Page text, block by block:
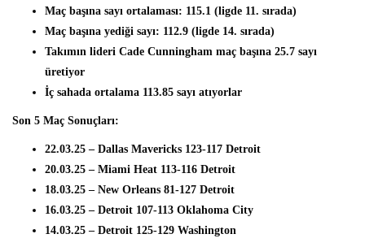
Maç başına sayı ortalaması: 115.1 (ligde 11. sırada)
Maç başına yediği sayı: 112.9 (ligde 14. sırada)
Takımın lideri Cade Cunningham maç başına 25.7 sayı
üretiyor
İç sahada ortalama 113.85 sayı atıyorlar
Son 5 Maç Sonuçları:
22.03.25 – Dallas Mavericks 123-117 Detroit
20.03.25 – Miami Heat 113-116 Detroit
18.03.25 – New Orleans 81-127 Detroit
16.03.25 – Detroit 107-113 Oklahoma City
14.03.25 – Detroit 125-129 Washington